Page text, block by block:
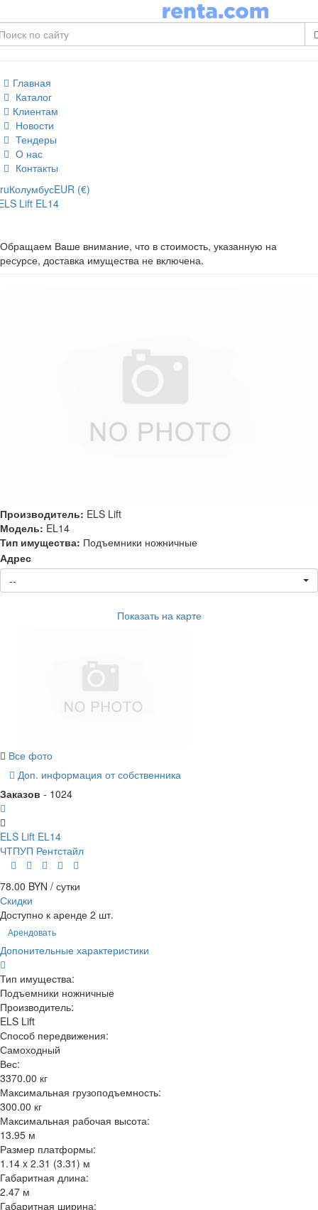
Главная
Каталог
Клиентам
Новости
Тендеры
О нас
Контакты
ruКолумбусEUR (€)
Lift EL14
Обращаем Ваше внимание, что в стоимость, указанную на
ресурсе, доставка имущества не включена.
Производитель: ELS Lift
Модель: EL14
Тип имущества: Подъемники ножничные
Адрес
--
Показать на карте
Все фото
Доп. информация от собственника
Заказов - 1024
ELS Lift EL14
ЧТПУП Рентстайл
78.00 BYN / сутки
Скидки
Доступно к аренде 2 шт.
Арендовать
Допонительные характеристики
Тип имущества:
Подъемники ножничные
Производитель:
ELS Lift
Способ передвижения:
Самоходный
Вес:
3370.00 кг
Максимальная грузоподъемность:
300.00 кг
Максимальная рабочая высота:
13.95 м
Размер платформы:
1.14 x 2.31 (3.31) м
Габаритная длина:
2.47 м
Габаритная ширина: